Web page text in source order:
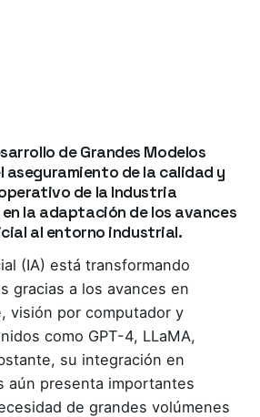
de Grandes Modelos
aseguramiento de la calidad y
de la Industria
la adaptación de los avances
al entorno industrial.
(IA) está transformando
gracias a los avances en
visión por computador y
como GPT-4, LLaMA,
su integración en
aún presenta importantes
de grandes volúmenes